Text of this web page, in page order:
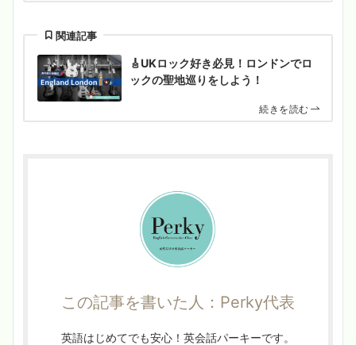
関連記事
🎸UKロック好き必見！ロンドンでロ
ックの聖地巡りをしよう！
続きを読む
この記事を書いた人：Perky代表
英語はじめてでも安心！英会話パーキーです。